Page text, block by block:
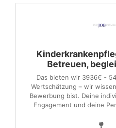
Betreuen,
Das bieten wir 3936€ -
Wertschätzung – wir
Bewerbung bist. Deine
Engagement und deine